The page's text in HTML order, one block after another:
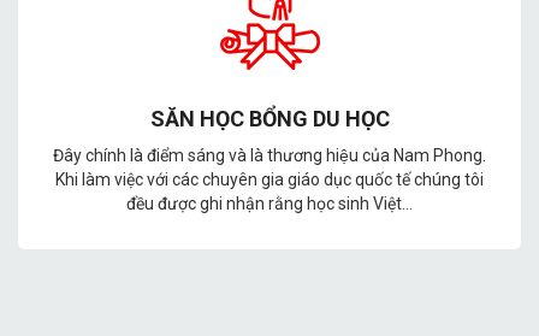
SĂN HỌC BỔNG DU HỌC
Đây chính là điểm sáng và là thương hiệu của Nam Phong.
Khi làm việc với các chuyên gia giáo dục quốc tế chúng tôi
đều được ghi nhận rằng học sinh Việt...